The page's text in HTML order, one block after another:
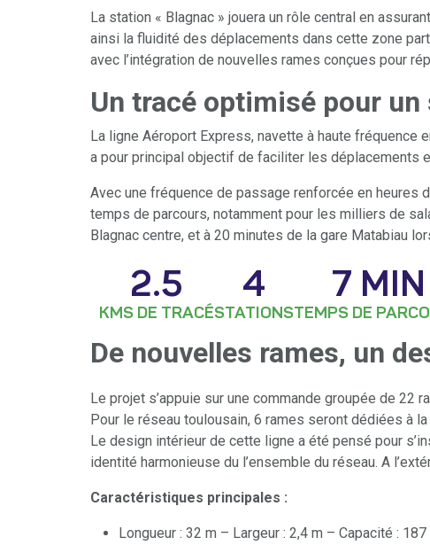
La station « Blagnac » jouera un rôle central en
ainsi la fluidité des déplacements dans cette zone
avec l’intégration de nouvelles rames conçues pour
Un tracé optimisé pour
La ligne Aéroport Express, navette à haute fréquence
a pour principal objectif de faciliter les déplacements
Avec une fréquence de passage renforcée en heures
temps de parcours, notamment pour les milliers de
Blagnac centre, et à 20 minutes de la gare Matabiau
KMS DE TRACÉ
2.5
STATIONS
4
TEMPS DE
7 MIN
De nouvelles rames, un
Le projet s’appuie sur une commande groupée de 22
Pour le réseau toulousain, 6 rames seront dédiées à
Le design intérieur de cette ligne a été pensé pour
identité harmonieuse du l’ensemble du réseau. A
Caractéristiques principales :
Longueur : 32 m – Largeur : 2,4 m – Capacité :